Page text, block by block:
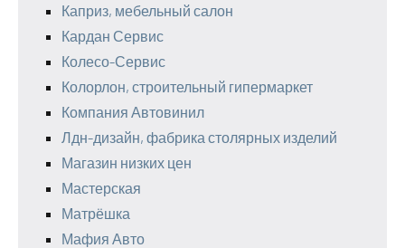
Каприз, мебельный салон
Кардан Сервис
Колесо-Сервис
Колорлон, строительный гипермаркет
Компания Автовинил
Лдн-дизайн, фабрика столярных изделий
Магазин низких цен
Мастерская
Матрёшка
Мафия Авто